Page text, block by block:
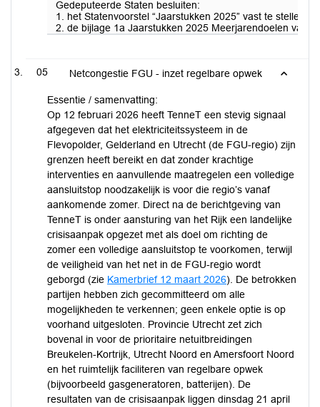
Gedeputeerde Staten besluiten:
1. het Statenvoorstel “Jaarstukken 2025” vast te stellen
2. de bijlage 1a Jaarstukken 2025 Meerjarendoelen
05 Netcongestie FGU - inzet regelbare opwek
Essentie / samenvatting:
Op 12 februari 2026 heeft TenneT een stevig signaal
afgegeven dat het elektriciteitssysteem in de
Flevopolder, Gelderland en Utrecht (de FGU-regio) zijn
grenzen heeft bereikt en dat zonder krachtige
interventies en aanvullende maatregelen een volledige
aansluitstop noodzakelijk is voor die regio’s vanaf
aankomende zomer. Direct na de berichtgeving van
TenneT is onder aansturing van het Rijk een landelijke
crisisaanpak opgezet met als doel om richting de
zomer een volledige aansluitstop te voorkomen, terwijl
de veiligheid van het net in de FGU-regio wordt
geborgd (zie Kamerbrief 12 maart 2026). De betrokken
partijen hebben zich gecommitteerd om alle
mogelijkheden te verkennen; geen enkele optie is op
voorhand uitgesloten. Provincie Utrecht zet zich
bovenal in voor de prioritaire netuitbreidingen
Breukelen-Kortrijk, Utrecht Noord en Amersfoort Noord
en het ruimtelijk faciliteren van regelbare opwek
(bijvoorbeeld gasgeneratoren, batterijen). De
resultaten van de crisisaanpak liggen dinsdag 21 april